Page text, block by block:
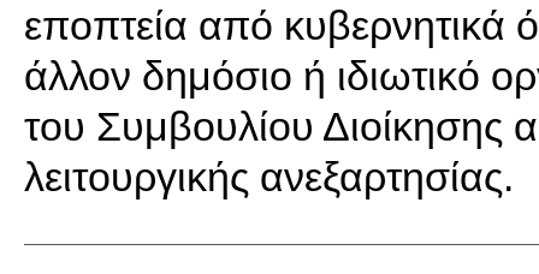
εποπτεία από κυβερνητικά
άλλον δημόσιο ή ιδιωτικό
του Συμβουλίου
λειτουργικής ανεξαρτησίας.